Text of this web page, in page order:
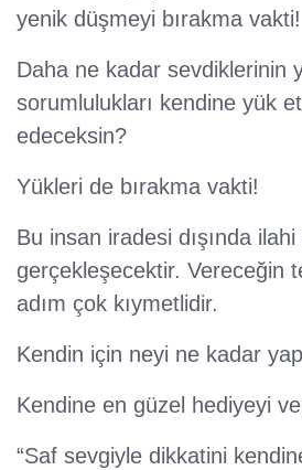
yenik düşmeyi bırakma vakti!
Daha ne kadar sevdiklerinin
sorumlulukları kendine yük
edeceksin?
Yükleri de bırakma vakti!
Bu insan iradesi dışında
gerçekleşecektir. Vereceğin
adım çok kıymetlidir.
Kendin için neyi ne kadar
Kendine en güzel hediyeyi
“Saf sevgiyle dikkatini